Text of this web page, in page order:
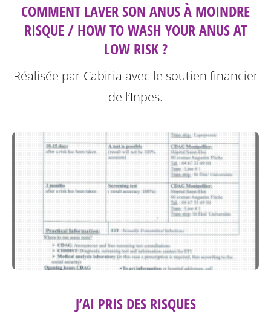
COMMENT LAVER SON ANUS À MOINDRE
RISQUE / HOW TO WASH YOUR ANUS AT
LOW RISK ?
Réalisée par Cabiria avec le soutien financier
de l’Inpes.
J’AI PRIS DES RISQUES